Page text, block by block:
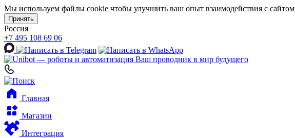
Мы используем файлы cookie чтобы улучшить ваш опыт взаимодействия с сайтом
Принять
Россия
+7 495 108 69 06
Ваш проводник в мир будущего
Главная
Магазин
Интеграция